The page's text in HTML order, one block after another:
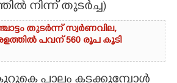
നിന്ന് തുട‌ർച്ച)​
തുടർന്ന് സ്വർണവില,
പവന് 560 രൂപ കൂടി